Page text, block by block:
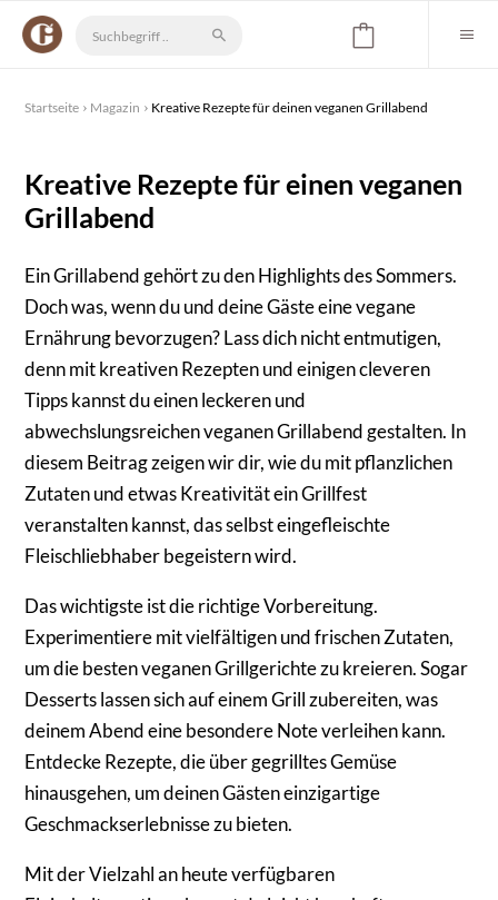
Startseite Magazin Kreative Rezepte für deinen veganen Grillabend
Kreative Rezepte für einen veganen
Grillabend
Ein Grillabend gehört zu den Highlights des Sommers.
Doch was, wenn du und deine Gäste eine vegane
Ernährung bevorzugen? Lass dich nicht entmutigen,
denn mit kreativen Rezepten und einigen cleveren
Tipps kannst du einen leckeren und
abwechslungsreichen veganen Grillabend gestalten. In
diesem Beitrag zeigen wir dir, wie du mit pflanzlichen
Zutaten und etwas Kreativität ein Grillfest
veranstalten kannst, das selbst eingefleischte
Fleischliebhaber begeistern wird.
Das wichtigste ist die richtige Vorbereitung.
Experimentiere mit vielfältigen und frischen Zutaten,
um die besten veganen Grillgerichte zu kreieren. Sogar
Desserts lassen sich auf einem Grill zubereiten, was
deinem Abend eine besondere Note verleihen kann.
Entdecke Rezepte, die über gegrilltes Gemüse
hinausgehen, um deinen Gästen einzigartige
Geschmackserlebnisse zu bieten.
Mit der Vielzahl an heute verfügbaren